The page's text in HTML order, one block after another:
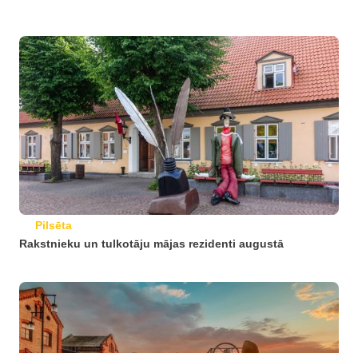
Pilsēta
Rakstnieku un tulkotāju mājas rezidenti augustā